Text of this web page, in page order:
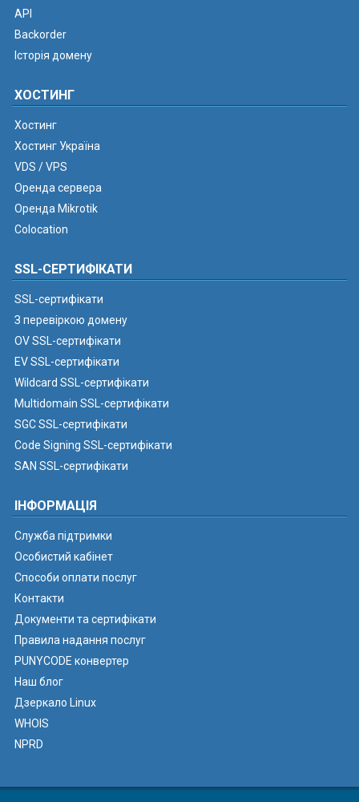
API
Backorder
Історія домену
ХОСТИНГ
Хостинг
Хостинг Україна
VDS / VPS
Оренда сервера
Оренда Mikrotik
Colocation
SSL-СЕРТИФІКАТИ
SSL-сертифікати
З перевіркою домену
OV SSL-сертифікати
EV SSL-сертифікати
Wildcard SSL-сертифікати
Multidomain SSL-сертифікати
SGC SSL-сертифікати
Code Signing SSL-сертифікати
SAN SSL-сертифікати
ІНФОРМАЦІЯ
Служба підтримки
Особистий кабінет
Способи оплати послуг
Контакти
Документи та сертифікати
Правила надання послуг
PUNYCODE конвертер
Наш блог
Дзеркало Linux
WHOIS
NPRD